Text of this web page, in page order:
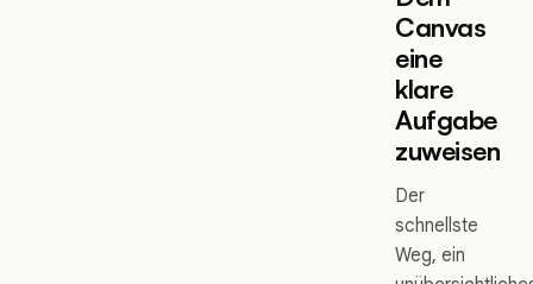
Canvas
eine
klare
Aufgabe
zuweisen
Der
schnellste
Weg, ein